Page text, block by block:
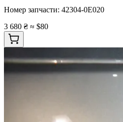
Номер запчасти: 42304-0E020
3 680 ₴ ≈ $80